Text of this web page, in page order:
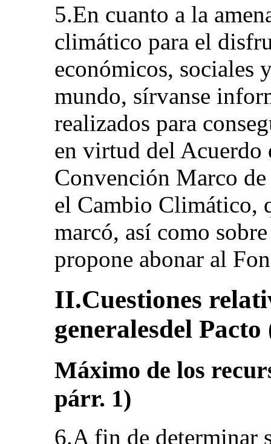
5.En cuanto a la
climático para el
económicos, sociales
mundo, sírvanse
realizados para
en virtud del Acuerdo
Convención Marco
el Cambio Climático,
marcó, así como
propone abonar al
II.Cuestiones
generalesdel
Máximo de los
párr. 1)
6.A fin de determinar